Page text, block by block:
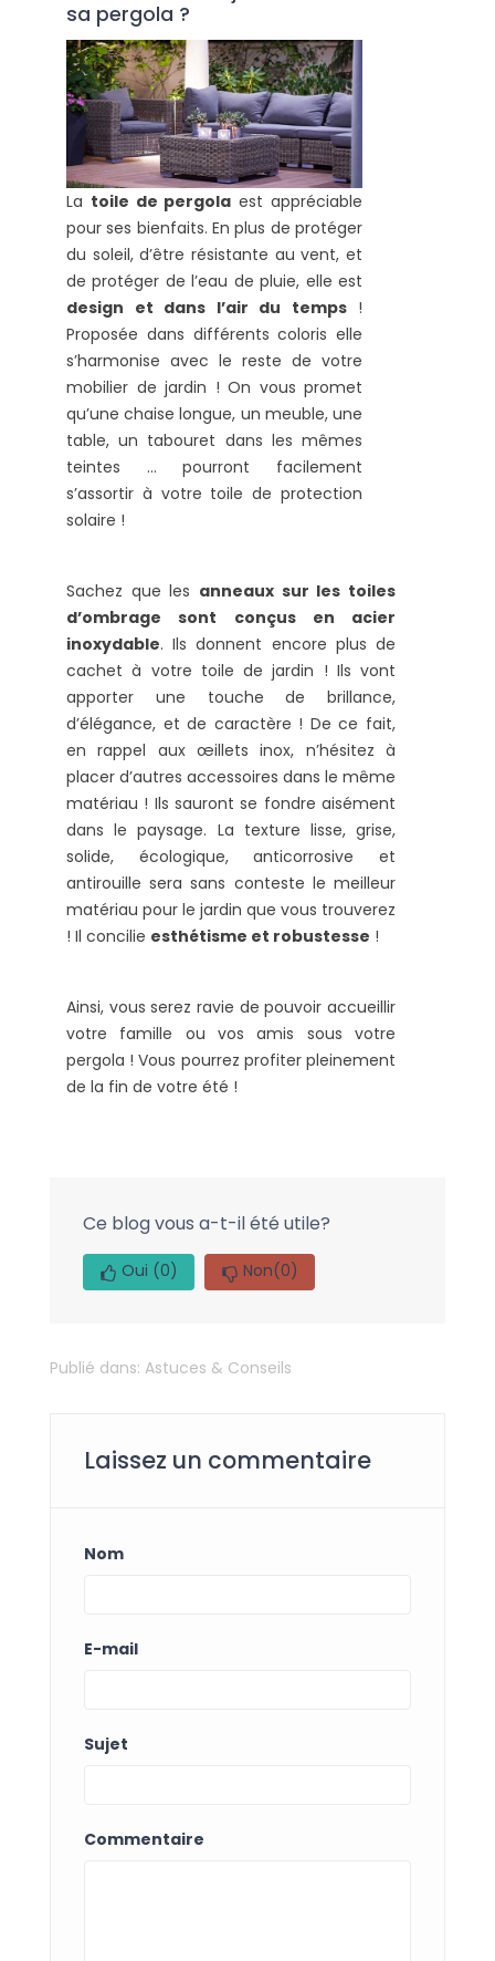
sa pergola ?
La toile de pergola est appréciable
pour ses bienfaits. En plus de protéger
du soleil, d’être résistante au vent, et
de protéger de l’eau de pluie, elle est
design et dans l’air du temps!
Proposée dans différents coloris elle
s’harmonise avec le reste de votre
mobilier de jardin ! On vous promet
qu’une chaise longue, un meuble, une
table, un tabouret dans les mêmes
teintes … pourront facilement
s’assortir à votre toile de protection
solaire !
Sachez que les anneaux sur les toiles
d’ombrage sont conçus en acier
inoxydable. Ils donnent encore plus de
cachet à votre toile de jardin ! Ils vont
apporter une touche de brillance,
d’élégance, et de caractère ! De ce fait,
en rappel aux œillets inox, n’hésitez à
placer d’autres accessoires dans le même
matériau ! Ils sauront se fondre aisément
dans le paysage. La texture lisse, grise,
solide, écologique, anticorrosive et
antirouille sera sans conteste le meilleur
matériau pour le jardin que vous trouverez
! Il concilie esthétisme et robustesse !
Ainsi, vous serez ravie de pouvoir accueillir
votre famille ou vos amis sous votre
pergola ! Vous pourrez profiter pleinement
de la fin de votre été !
Ce blog vous a-t-il été utile?
Oui (0) Non(0)
Publié dans: Astuces & Conseils
Laissez un commentaire
Nom
E-mail
Sujet
Commentaire